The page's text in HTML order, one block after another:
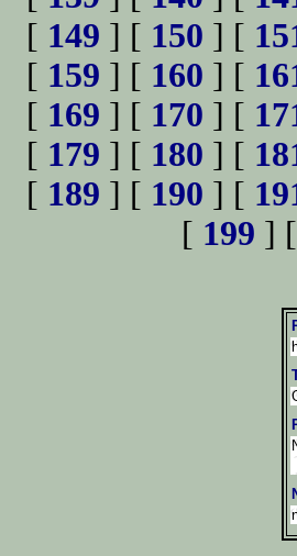
[ 149 ] [ 150 ] [
[ 159 ] [ 160 ] [
[ 169 ] [ 170 ] [
[ 179 ] [ 180 ] [
[ 189 ] [ 190 ] [
[ 199 ] [